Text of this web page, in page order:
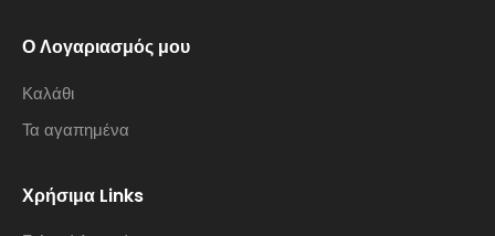
Ο Λογαριασμός μου
Καλάθι
Τα αγαπημένα
Χρήσιμα Links